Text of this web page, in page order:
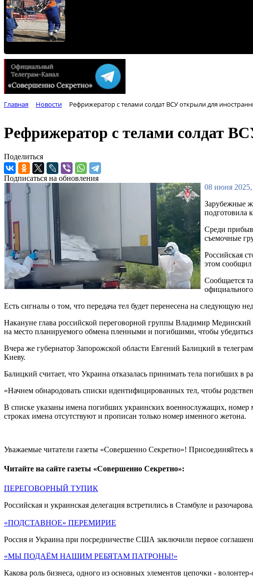
Главная Новости Рефрижератор с телами солдат ВСУ открыли для
Рефрижератор с телами солдат
Поделиться
Подписаться на обновления
08 июня 2025,
Зарубежные
подготовила
Среди
съемочные
Российская
этом сообщил
Сообщается
Есть сигналы о том, что передача тел будет перенесена на следующую
Накануне глава российской переговорной группы Владимир Мединский
на место планируемого обмена пленными и погибшими, чтобы
Вчера же губернатор Запорожской области Евгений Балицкий в
Киеву.
Балицкий считает, что Украина отказалась принимать тела погибших
«Начнем обнародовать списки идентифицированных тел, чтобы
В списке указаны имена погибших украинских военнослужащих,
строках имена отсутствуют и прописан только номер именного жетона.
Уважаемые читатели газеты «Совершенно Секретно»! Присоединяйтесь
Читайте на сайте газеты «Совершенно Секретно»:
ПЕРЕГОВОРНЫЙ ТУПИК
Российская и украинская делегация встретились в Стамбуле и
«ПОДСТАВНОЕ» ПЕРЕМИРИЕ
Россия и Украина при посредничестве США заключили первое
«МЫ ПОДАЁМ НАШИМ РЕБЯТАМ ПАТРОНЫ!»
Какова роль бизнеса, одного из основных элементов цепочки -